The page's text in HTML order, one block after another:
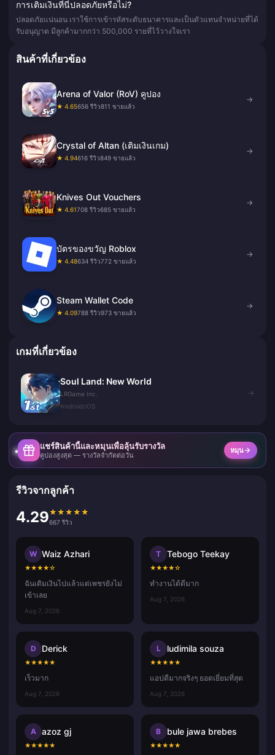
การเติมเงินที่นี่ปลอดภัยหรือไม่?
ปลอดภัยแน่นอน เราใช้การเข้ารหัสระดับธนาคารและเป็นตัวแทนจำหน่ายที่ได้
รับอนุญาต มีลูกค้ามากกว่า 500,000 รายที่ไว้วางใจเรา
สินค้าที่เกี่ยวข้อง
Arena of Valor (RoV) คูปอง
★ 4.65656 รีวิว811 ขายแล้ว
→
Crystal of Altan (เติมเงินเกม)
★ 4.94616 รีวิว849 ขายแล้ว
→
Knives Out Vouchers
★ 4.61708 รีวิว685 ขายแล้ว
→
บัตรของขวัญ Roblox
★ 4.48634 รีวิว772 ขายแล้ว
→
Steam Wallet Code
★ 4.09788 รีวิว973 ขายแล้ว
→
เกมที่เกี่ยวข้อง
Soul Land: New World
LRGame Inc.
Android/iOS
→
แชร์สินค้านี้และหมุนเพื่อลุ้นรับรางวัล
คูปองสูงสุด — รางวัลจำกัดต่อวัน
หมุน
รีวิวจากลูกค้า
4.29★ ★ ★ ★ ★
667 รีวิว
W Waiz Azhari
★★★★☆
ฉันเติมเงินไปแล้วแต่เพชรยังไม่
เข้าเลย
Aug 7, 2026
T Tebogo Teekay
★★★★☆
ทำงานได้ดีมาก
Aug 7, 2026
D Derick
★★★★★
เร็วมาก
Aug 7, 2026
L ludimila souza
★★★★★
แอปดีมากจริงๆ ยอดเยี่ยมที่สุด
Aug 7, 2026
A azoz gj
★★★★★
B bule jawa brebes
★★★★★